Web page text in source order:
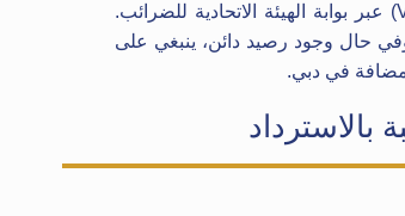
عكس هذا الوضع بدقة في الإقرار الضريبي (نموذج VAT201) عبر بوابة الهيئة الاتحادية للضرائب.
حال وجود رصيد دائن، ينبغي على
في دبي.